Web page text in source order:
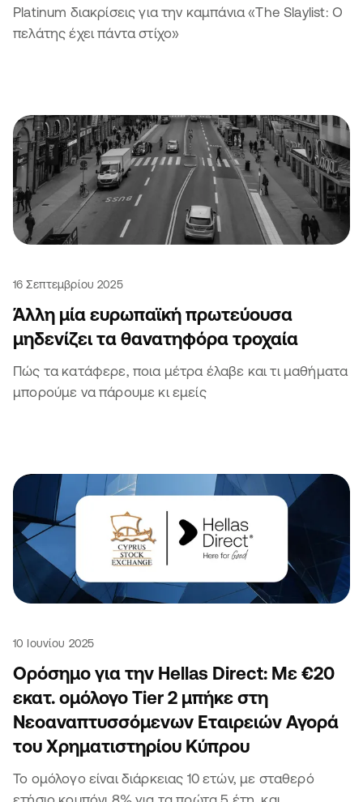
Platinum διακρίσεις για την καμπάνια «The Slaylist: Ο
πελάτης έχει πάντα στίχο»
16 Σεπτεμβρίου 2025
Άλλη μία ευρωπαϊκή πρωτεύουσα
μηδενίζει τα θανατηφόρα τροχαία
Πώς τα κατάφερε, ποια μέτρα έλαβε και τι μαθήματα
μπορούμε να πάρουμε κι εμείς
10 Ιουνίου 2025
Ορόσημο για την Hellas Direct: Με €20
εκατ. ομόλογο Tier 2 μπήκε στη
Νεοαναπτυσσόμενων Εταιρειών Αγορά
του Χρηματιστηρίου Κύπρου
Το ομόλογο είναι διάρκειας 10 ετών, με σταθερό